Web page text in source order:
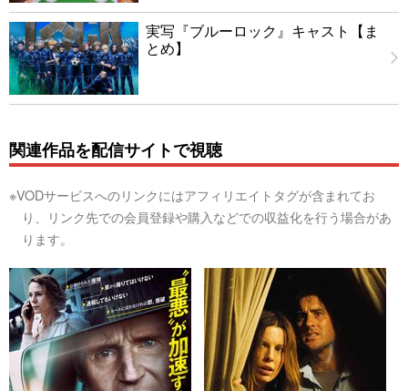
実写『ブルーロック』キャスト【ま
とめ】
関連作品を配信サイトで視聴
※VODサービスへのリンクにはアフィリエイトタグが含まれてお
り、リンク先での会員登録や購入などでの収益化を行う場合があ
ります。